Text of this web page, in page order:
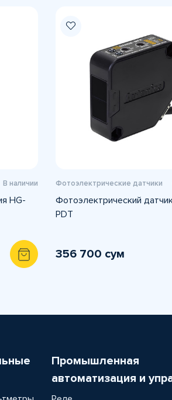
В наличии
HG-
Фотоэлектрические датчики
Фотоэлектрический
PDT
356 700 сум
Промышленная
автоматизация и